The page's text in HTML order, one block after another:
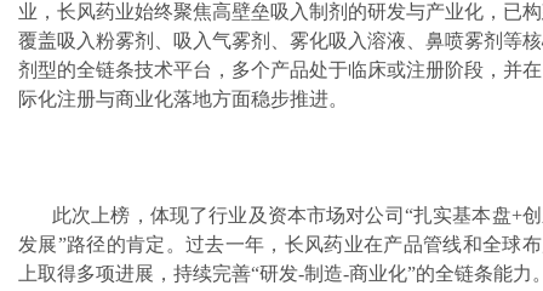
业，长风药业始终聚焦高壁垒吸入制剂的研发与产业化，已
覆盖吸入粉雾剂、吸入气雾剂、雾化吸入溶液、鼻喷雾剂等
剂型的全链条技术平台，多个产品处于临床或注册阶段，并
际化注册与商业化落地方面稳步推进。
此次上榜，体现了行业及资本市场对公司“扎实基本盘+
发展”路径的肯定。过去一年，长风药业在产品管线和全球
上取得多项进展，持续完善“研发-制造-商业化”的全链条能力